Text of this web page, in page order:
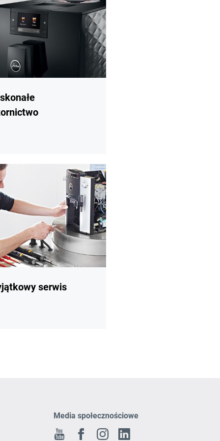
serwis
Media społecznościowe
Youtube FacebookInstagram